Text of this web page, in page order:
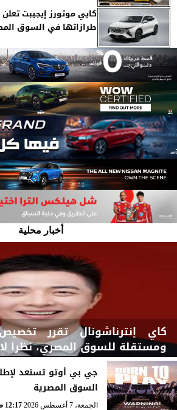
كايي موتورز إيجيبت
طرازاتها في السوق
أخبار محلية
كاي إنترناشونال تقرر
ومستقلة للسوق المصري، نظرا
السبت، 8 أغسطس 2026 03:00 مـ
السوق المصرية
الجمعة، 7 أغسطس 2026 12:17 صـ